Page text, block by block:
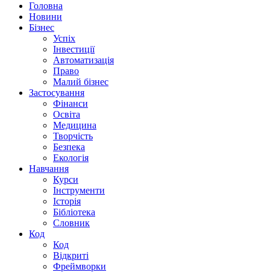
Головна
Новини
Бізнес
Успіх
Інвестиції
Автоматизація
Право
Малий бізнес
Застосування
Фінанси
Освіта
Медицина
Творчість
Безпека
Екологія
Навчання
Курси
Інструменти
Історія
Бібліотека
Словник
Код
Код
Відкриті
Фреймворки